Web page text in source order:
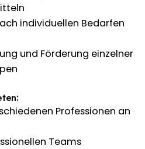
individuellen Bedarfen
und Förderung einzelner
Professionen an
Teams